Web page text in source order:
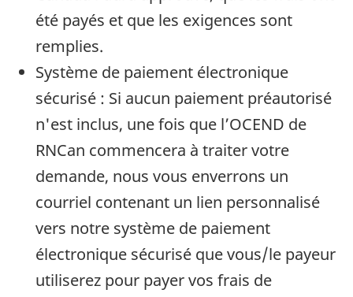
été payés et que les exigences sont
remplies.
Système de paiement électronique
sécurisé : Si aucun paiement préautorisé
n'est inclus, une fois que l’OCEND de
RNCan commencera à traiter votre
demande, nous vous enverrons un
courriel contenant un lien personnalisé
vers notre système de paiement
électronique sécurisé que vous/le payeur
utiliserez pour payer vos frais de